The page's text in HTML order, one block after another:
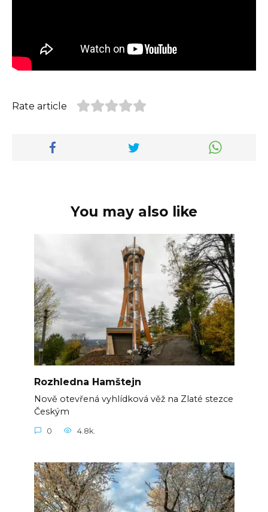
Rate article
You may also like
Rozhledna Hamštejn
Nově otevřená vyhlídková věž na Zlaté stezce
Českým
0 4.8k.